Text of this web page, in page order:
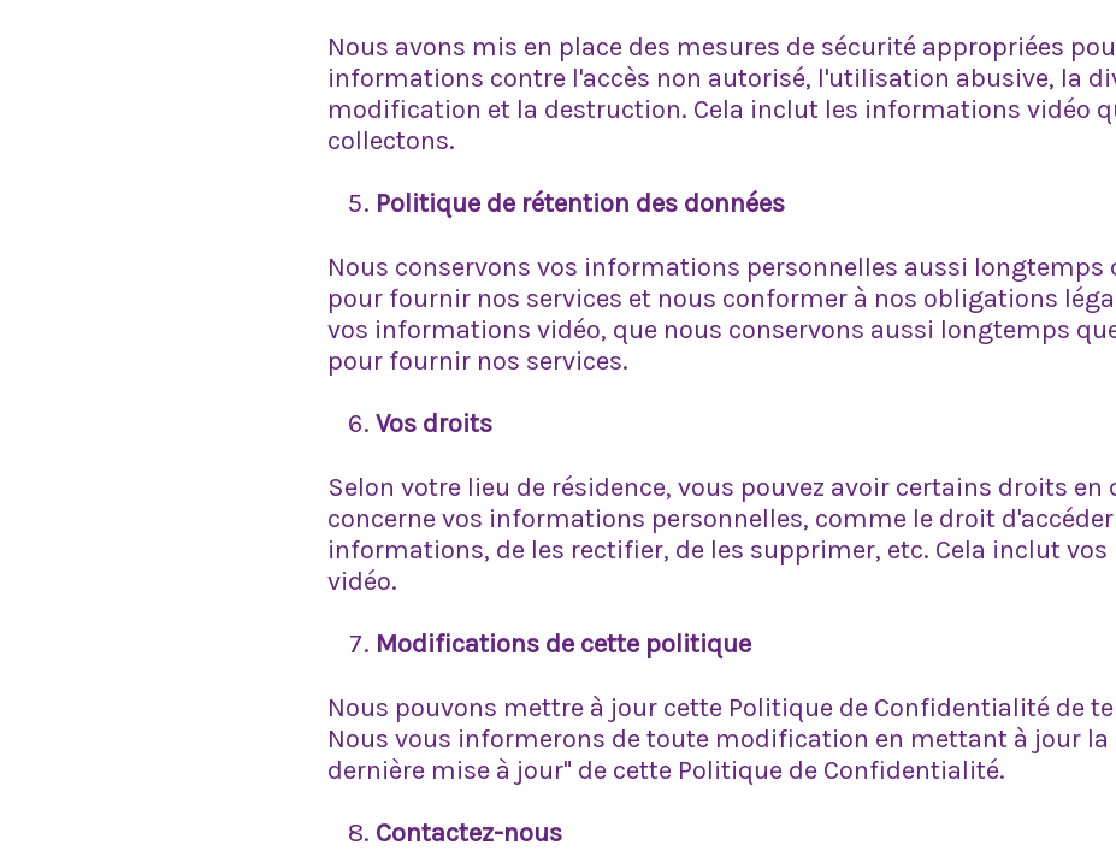
Nous avons mis en place des mesures de sécurité appropriées
informations contre l'accès non autorisé, l'utilisation abusive, la
modification et la destruction. Cela inclut les informations vidéo
collectons.
Politique de rétention des données
Nous conservons vos informations personnelles aussi longtemps
pour fournir nos services et nous conformer à nos obligations
vos informations vidéo, que nous conservons aussi longtemps
pour fournir nos services.
Vos droits
Selon votre lieu de résidence, vous pouvez avoir certains droits en
concerne vos informations personnelles, comme le droit d'accéder
informations, de les rectifier, de les supprimer, etc. Cela inclut
vidéo.
Modifications de cette politique
Nous pouvons mettre à jour cette Politique de Confidentialité de
Nous vous informerons de toute modification en mettant à jour la
dernière mise à jour" de cette Politique de Confidentialité.
Contactez-nous